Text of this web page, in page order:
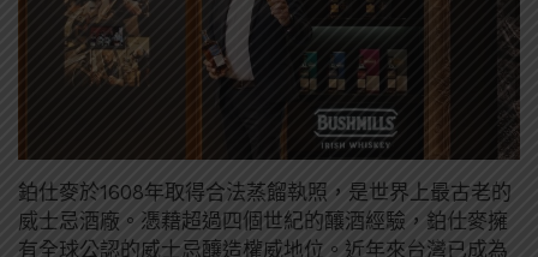
鉑仕麥於1608年取得合法蒸餾執照，是世界上最古老的
威士忌酒廠。憑藉超過四個世紀的釀酒經驗，鉑仕麥擁
有全球公認的威士忌釀造權威地位。近年來台灣已成為